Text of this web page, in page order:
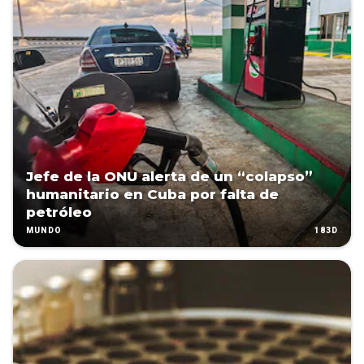
Jefe de la ONU alerta de un “colapso”
humanitario en Cuba por falta de
petróleo
MUNDO 183D